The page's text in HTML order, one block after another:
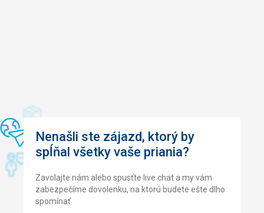
Nenašli ste zájazd, ktorý by
spĺňal všetky vaše priania?
Zavolajte nám alebo spusťte live chat a my vám
zabezpečíme dovolenku, na ktorú budete ešte dlho
spomínať.